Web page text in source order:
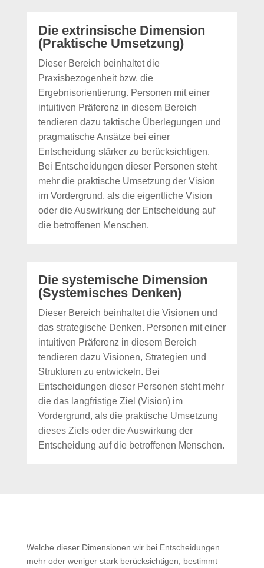
Die extrinsische Dimension
(Praktische Umsetzung)
Dieser Bereich beinhaltet die
Praxisbezogenheit bzw. die
Ergebnisorientierung. Personen mit einer
intuitiven Präferenz in diesem Bereich
tendieren dazu taktische Überlegungen und
pragmatische Ansätze bei einer
Entscheidung stärker zu berücksichtigen.
Bei Entscheidungen dieser Personen steht
mehr die praktische Umsetzung der Vision
im Vordergrund, als die eigentliche Vision
oder die Auswirkung der Entscheidung auf
die betroffenen Menschen.
Die systemische Dimension
(Systemisches Denken)
Dieser Bereich beinhaltet die Visionen und
das strategische Denken. Personen mit einer
intuitiven Präferenz in diesem Bereich
tendieren dazu Visionen, Strategien und
Strukturen zu entwickeln. Bei
Entscheidungen dieser Personen steht mehr
die das langfristige Ziel (Vision) im
Vordergrund, als die praktische Umsetzung
dieses Ziels oder die Auswirkung der
Entscheidung auf die betroffenen Menschen.
Welche dieser Dimensionen wir bei Entscheidungen
mehr oder weniger stark berücksichtigen, bestimmt